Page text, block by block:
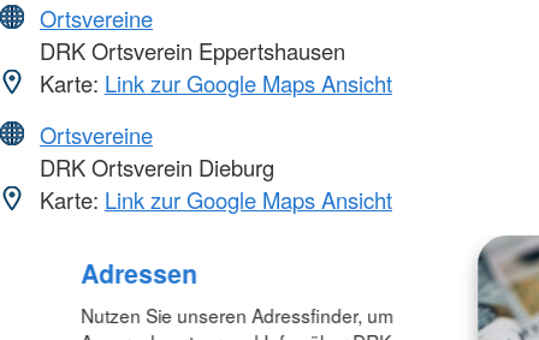
Ortsvereine
DRK Ortsverein Eppertshausen
Karte: Link zur Google Maps Ansicht
Ortsvereine
DRK Ortsverein Dieburg
Karte: Link zur Google Maps Ansicht
Adressen
Nutzen Sie unseren Adressfinder, um